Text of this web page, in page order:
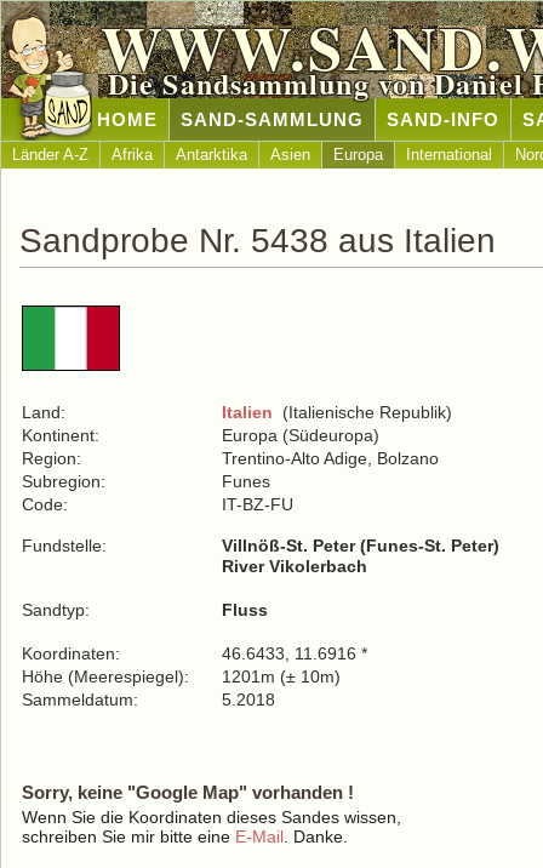
Die Sandsammlung von Daniel
HOME SAND-SAMMLUNG SAND-INFO
Länder A-Z Afrika Antarktika Asien Europa International
Sandprobe Nr. 5438 aus Italien
Land: Italien (Italienische Republik)
Kontinent:
Europa (Südeuropa)
Region:
Trentino-Alto Adige, Bolzano
Subregion:
Funes
Code:
IT-BZ-FU
Fundstelle:
Villnöß-St. Peter (Funes-St. Peter)
River Vikolerbach
Sandtyp: Fluss
Koordinaten:
46.6433, 11.6916 *
Höhe (Meerespiegel):
1201m (± 10m)
Sammeldatum:
5.2018
Sorry, keine "Google Map" vorhanden !
Wenn Sie die Koordinaten dieses Sandes wissen,
schreiben Sie mir bitte eine E-Mail . Danke.